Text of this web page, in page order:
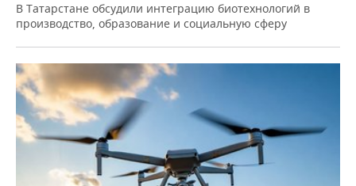
В Татарстане обсудили интеграцию биотехнологий в
производство, образование и социальную сферу